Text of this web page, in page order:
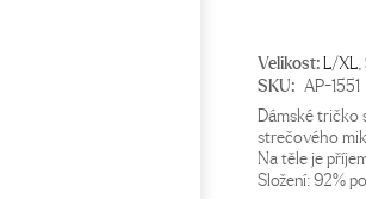
Velikost:L/XL
SKU: AP-1551
Dámské tričko
strečového
Na těle je
Složení: 92%